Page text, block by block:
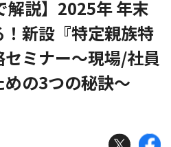
解説】2025年 年末
新設『特定親族特
ミナー～現場/社員
の3つの秘訣～